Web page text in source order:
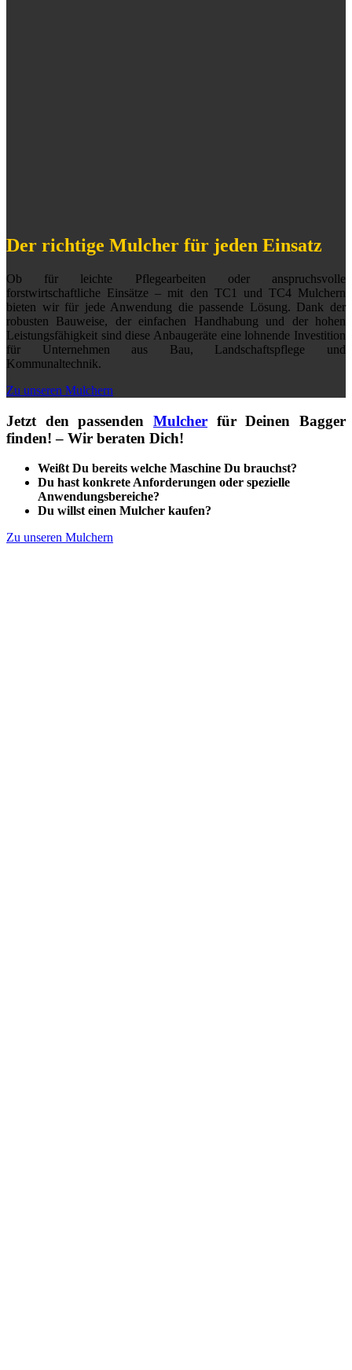
Der richtige Mulcher für jeden Einsatz
Ob für leichte Pflegearbeiten oder anspruchsvolle
forstwirtschaftliche Einsätze – mit den TC1 und TC4 Mulchern
bieten wir für jede Anwendung die passende Lösung. Dank der
robusten Bauweise, der einfachen Handhabung und der hohen
Leistungsfähigkeit sind diese Anbaugeräte eine lohnende Investition
für Unternehmen aus Bau, Landschaftspflege und
Kommunaltechnik.
Zu unseren Mulchern
Jetzt den passenden Mulcher für Deinen Bagger
finden! – Wir beraten Dich!
Weißt Du bereits welche Maschine Du brauchst?
Du hast konkrete Anforderungen oder spezielle
Anwendungsbereiche?
Du willst einen Mulcher kaufen?
Zu unseren Mulchern